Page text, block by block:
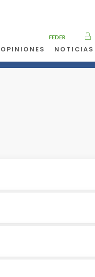
FEDER
OPINIONES NOTICIAS